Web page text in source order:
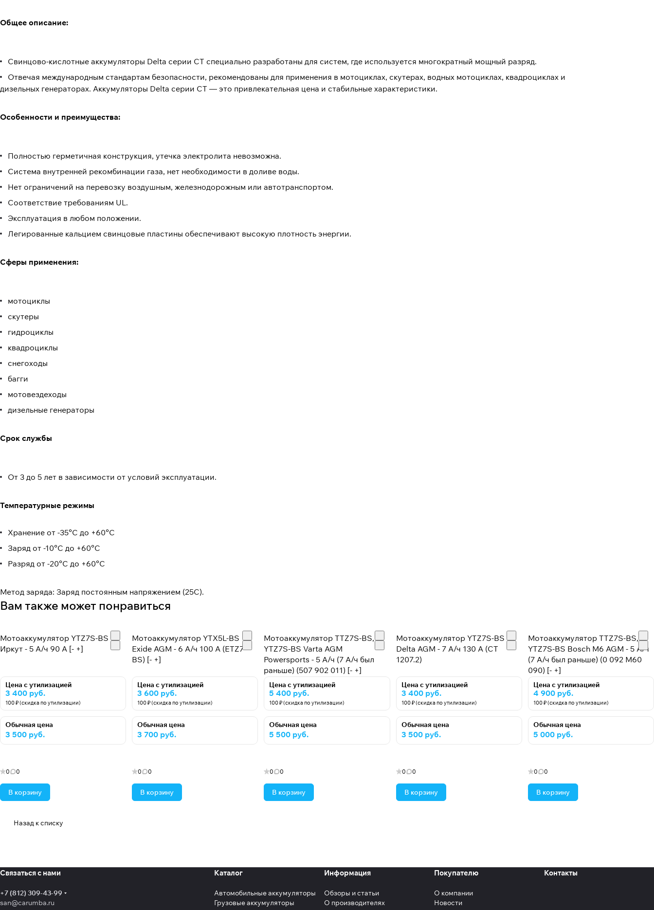
Общее описание:
Свинцово-кислотные аккумуляторы Delta серии CT специально разработаны для систем, где используется многократный мощный разряд.
Отвечая международным стандартам безопасности, рекомендованы для применения в мотоциклах, скутерах, водных мотоциклах, квадроциклах и
дизельных генераторах. Аккумуляторы Delta серии CT — это привлекательная цена и стабильные характеристики.
Особенности и преимущества:
Полностью герметичная конструкция, утечка электролита невозможна.
Система внутренней рекомбинации газа, нет необходимости в доливе воды.
Нет ограничений на перевозку воздушным, железнодорожным или автотранспортом.
Соответствие требованиям UL.
Эксплуатация в любом положении.
Легированные кальцием свинцовые пластины обеспечивают высокую плотность энергии.
Сферы применения:
мотоциклы
скутеры
гидроциклы
квадроциклы
снегоходы
багги
мотовездеходы
дизельные генераторы
Срок службы
От 3 до 5 лет в зависимости от условий эксплуатации.
Температурные режимы
Хранение от -35°С до +60°С
Заряд от -10°С до +60°С
Разряд от -20°С до +60°С
Метод заряда: Заряд постоянным напряжением (25C).
Вам также может понравиться
Мотоаккумулятор YTZ7S-BS
Иркут - 5 А/ч 90 A [- +]
Цена с утилизацией
3 400 руб.
100 ₽ (скидка по утилизации)
Обычная цена
3 500 руб.
0 0
В корзину
Мотоаккумулятор YTX5L-BS
Exide AGM - 6 А/ч 100 А (ETZ7-
BS) [- +]
Цена с утилизацией
3 600 руб.
100 ₽ (скидка по утилизации)
Обычная цена
3 700 руб.
0 0
В корзину
Мотоаккумулятор TTZ7S-BS,
YTZ7S-BS Varta AGM
Powersports - 5 А/ч (7 А/ч был
раньше) (507 902 011) [- +]
Цена с утилизацией
5 400 руб.
100 ₽ (скидка по утилизации)
Обычная цена
5 500 руб.
0 0
В корзину
Мотоаккумулятор YTZ7S-BS
Delta AGM - 7 А/ч 130 А (CT
1207.2)
Цена с утилизацией
3 400 руб.
100 ₽ (скидка по утилизации)
Обычная цена
3 500 руб.
0 0
В корзину
Мотоаккумулятор TTZ7S-BS,
YTZ7S-BS Bosch M6 AGM - 5 А/ч
(7 А/ч был раньше) (0 092 M60
090) [- +]
Цена с утилизацией
4 900 руб.
100 ₽ (скидка по утилизации)
Обычная цена
5 000 руб.
0 0
В корзину
Назад к списку
Связаться с нами
+7 (812) 309-43-99
san@carumba.ru
Каталог
Автомобильные аккумуляторы
Грузовые аккумуляторы
Информация
Обзоры и статьи
О производителях
Покупателю
О компании
Новости
Контакты